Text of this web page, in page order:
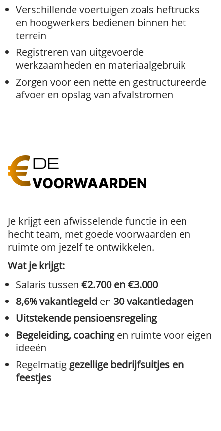
Verschillende voertuigen zoals heftrucks
en hoogwerkers bedienen binnen het
terrein
Registreren van uitgevoerde
werkzaamheden en materiaalgebruik
Zorgen voor een nette en gestructureerde
afvoer en opslag van afvalstromen
DE
VOORWAARDEN
Je krijgt een afwisselende functie in een
hecht team, met goede voorwaarden en
ruimte om jezelf te ontwikkelen.
Wat je krijgt:
Salaris tussen €2.700 en €3.000
8,6% vakantiegeld en 30 vakantiedagen
Uitstekende pensioensregeling
Begeleiding, coachingen ruimte voor eigen
ideeën
Regelmatig gezellige bedrijfsuitjes en
feestjes